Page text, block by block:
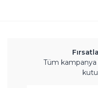
Tüm kampanya